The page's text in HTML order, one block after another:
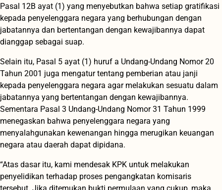
Pasal 12B ayat (1) yang menyebutkan bahwa setiap gratifikasi
kepada penyelenggara negara yang berhubungan dengan
jabatannya dan bertentangan dengan kewajibannya dapat
dianggap sebagai suap.
Selain itu, Pasal 5 ayat (1) huruf a Undang-Undang Nomor 20
Tahun 2001 juga mengatur tentang pemberian atau janji
kepada penyelenggara negara agar melakukan sesuatu dalam
jabatannya yang bertentangan dengan kewajibannya.
Sementara Pasal 3 Undang-Undang Nomor 31 Tahun 1999
menegaskan bahwa penyelenggara negara yang
menyalahgunakan kewenangan hingga merugikan keuangan
negara atau daerah dapat dipidana.
“Atas dasar itu, kami mendesak KPK untuk melakukan
penyelidikan terhadap proses pengangkatan komisaris